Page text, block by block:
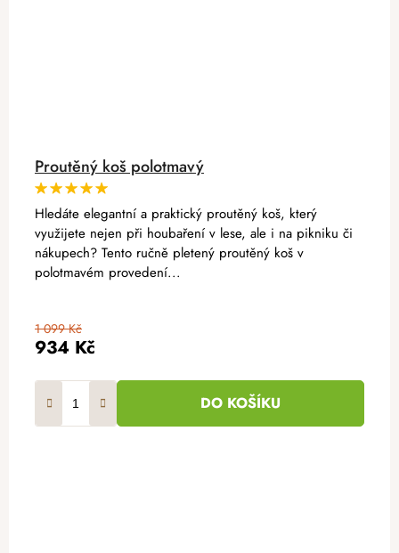
Proutěný koš polotmavý
934 Kč
1 099 Kč
DO KOŠÍKU
Hledáte elegantní a praktický proutěný koš, který
využijete nejen při houbaření v lese, ale i na pikniku či
nákupech? Tento ručně pletený proutěný koš v
polotmavém provedení...